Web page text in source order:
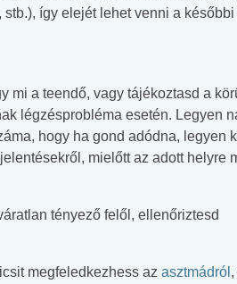
így elejét lehet venni a
mi a teendő, vagy tájékoztasd a
légzésprobléma esetén. Legyen
hogy ha gond adódna, legyen
mielőtt az adott helyre
tényező felől, ellenőriztesd
megfeledkezhess az asztmádról